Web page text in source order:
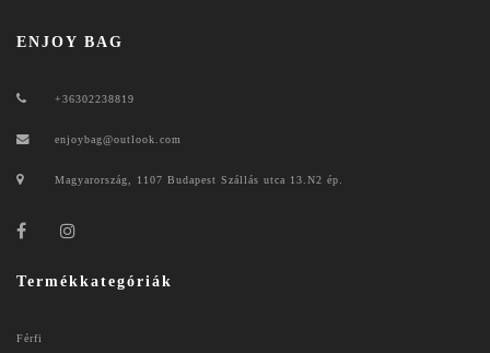
ENJOY BAG
+36302238819
enjoybag@outlook.com
Magyarország, 1107 Budapest Szállás utca 13.N2 ép.
Termékkategóriák
Férfi